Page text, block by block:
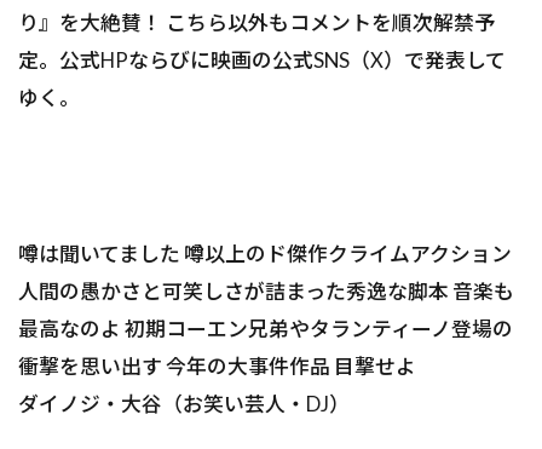
り』を大絶賛！ こちら以外もコメントを順次解禁予
定。公式HPならびに映画の公式SNS（X）で発表して
ゆく。
噂は聞いてました 噂以上のド傑作クライムアクション
人間の愚かさと可笑しさが詰まった秀逸な脚本 音楽も
最高なのよ 初期コーエン兄弟やタランティーノ登場の
衝撃を思い出す 今年の大事件作品 目撃せよ
――ダイノジ・大谷（お笑い芸人・DJ）